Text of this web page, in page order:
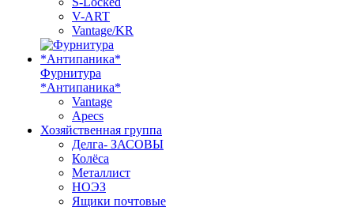
V-ART
Vantage/KR
Фурнитура
*Антипаника*
Vantage
Apecs
Хозяйственная группа
Делга- ЗАСОВЫ
Колёса
Металлист
НОЭЗ
Ящики почтовые